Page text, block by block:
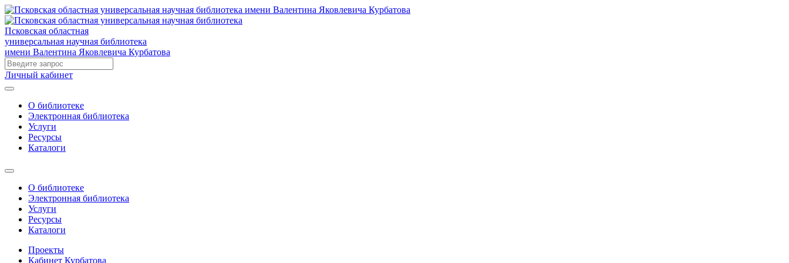
Псковская областная
универсальная научная библиотека
имени Валентина Яковлевича Курбатова
Личный кабинет
О библиотеке
Электронная библиотека
Услуги
Ресурсы
Каталоги
О библиотеке
Электронная библиотека
Услуги
Ресурсы
Каталоги
Проекты
Кабинет Курбатова